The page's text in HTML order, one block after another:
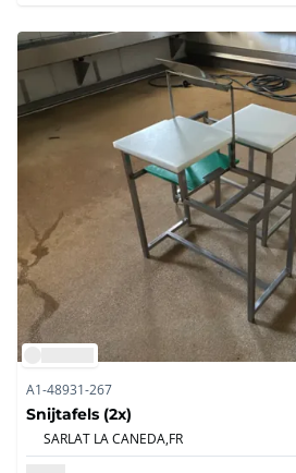
A1-48931-267
Snijtafels (2x)
SARLAT LA CANEDA,FR